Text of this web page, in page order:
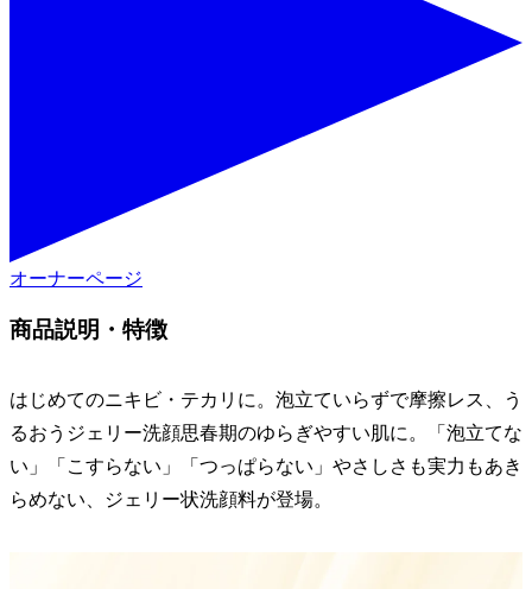
オーナーページ
商品説明・特徴
はじめてのニキビ・テカリに。泡立ていらずで摩擦レス、う
るおうジェリー洗顔思春期のゆらぎやすい肌に。「泡立てな
い」「こすらない」「つっぱらない」やさしさも実力もあき
らめない、ジェリー状洗顔料が登場。